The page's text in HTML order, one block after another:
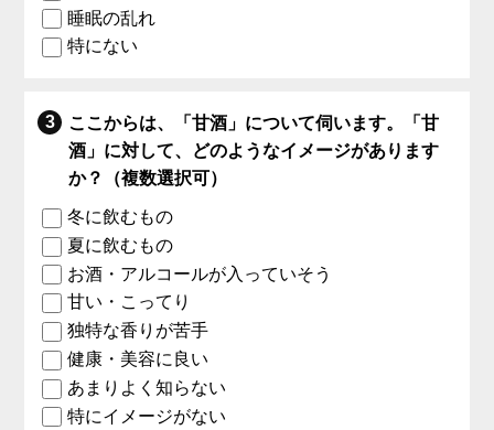
睡眠の乱れ
特にない
ここからは、「甘酒」について伺います。「甘
酒」に対して、どのようなイメージがあります
か？（複数選択可）
冬に飲むもの
夏に飲むもの
お酒・アルコールが入っていそう
甘い・こってり
独特な香りが苦手
健康・美容に良い
あまりよく知らない
特にイメージがない